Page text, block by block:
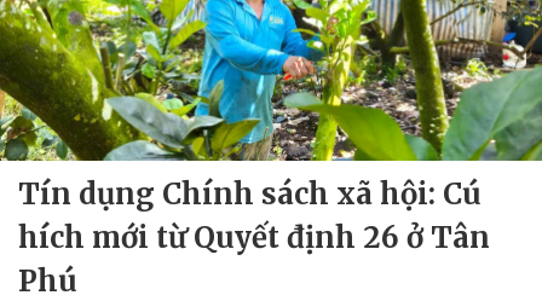
Tín dụng Chính sách xã hội: Cú
hích mới từ Quyết định 26 ở Tân
Phú